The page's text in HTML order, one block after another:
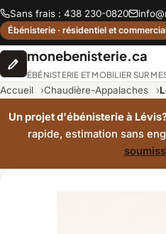
Sans frais : 438 230-0820
Ébénisterie · résidentiel et
monebenisterie.ca
ÉBÉNISTERIE ET MOBILIER SUR
Accueil Chaudière-Appalaches
Un projet d'ébénisterie à
rapide, estimation sans